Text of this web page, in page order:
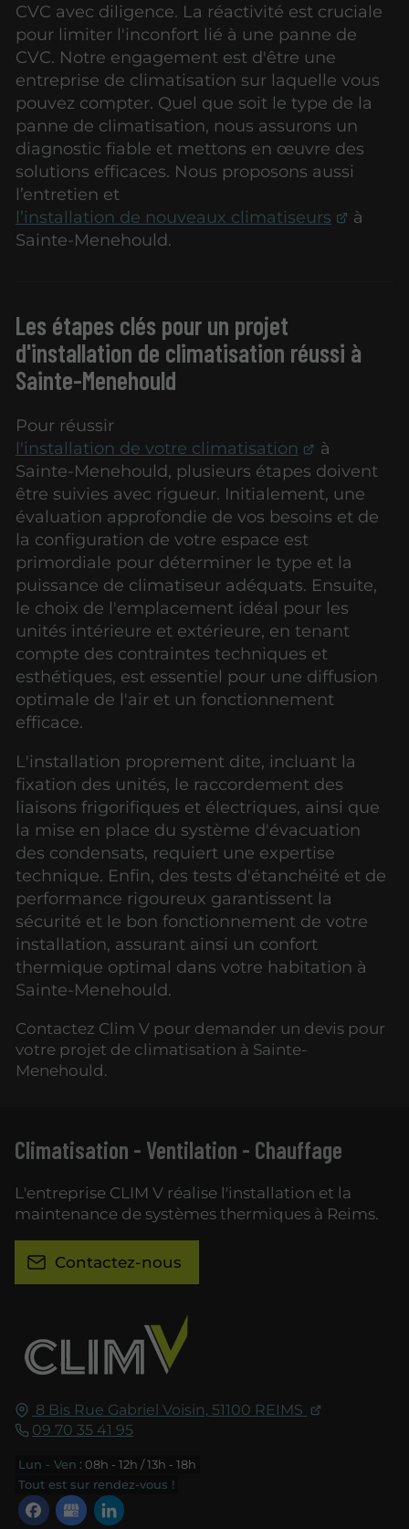
CVC avec diligence. La réactivité est cruciale
pour limiter l'inconfort lié à une panne de
CVC. Notre engagement est d'être une
entreprise de climatisation sur laquelle vous
pouvez compter. Quel que soit le type de la
panne de climatisation, nous assurons un
diagnostic fiable et mettons en œuvre des
solutions efficaces. Nous proposons aussi
l’entretien et
l’installation de nouveaux climatiseurs
à
Sainte-Menehould.
Les étapes clés pour un projet
d'installation de climatisation réussi à
Sainte-Menehould
Pour réussir
l'installation de votre climatisation
à
Sainte-Menehould, plusieurs étapes doivent
être suivies avec rigueur. Initialement, une
évaluation approfondie de vos besoins et de
la configuration de votre espace est
primordiale pour déterminer le type et la
puissance de climatiseur adéquats. Ensuite,
le choix de l'emplacement idéal pour les
unités intérieure et extérieure, en tenant
compte des contraintes techniques et
esthétiques, est essentiel pour une diffusion
optimale de l'air et un fonctionnement
efficace.
L'installation proprement dite, incluant la
fixation des unités, le raccordement des
liaisons frigorifiques et électriques, ainsi que
la mise en place du système d'évacuation
des condensats, requiert une expertise
technique. Enfin, des tests d'étanchéité et de
performance rigoureux garantissent la
sécurité et le bon fonctionnement de votre
installation, assurant ainsi un confort
thermique optimal dans votre habitation à
Sainte-Menehould.
Contactez Clim V pour demander un devis pour
votre projet de climatisation à Sainte-
Menehould.
8 Bis Rue Gabriel Voisin, 51100 REIMS
09 70 35 41 95
Lun - Ven : 08h - 12h / 13h - 18h
Tout est sur rendez-vous !
Climatisation - Ventilation - Chauffage
L'entreprise CLIM V réalise l'installation et la
maintenance de systèmes thermiques à Reims.
Contactez-nous